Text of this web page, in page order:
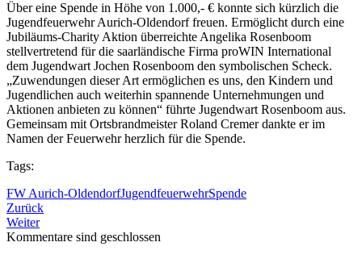
Über eine Spende in Höhe von 1.000,- € konnte sich kürzlich die
Jugendfeuerwehr Aurich-Oldendorf freuen. Ermöglicht durch eine
Jubiläums-Charity Aktion überreichte Angelika Rosenboom
stellvertretend für die saarländische Firma proWIN International
dem Jugendwart Jochen Rosenboom den symbolischen Scheck.
„Zuwendungen dieser Art ermöglichen es uns, den Kindern und
Jugendlichen auch weiterhin spannende Unternehmungen und
Aktionen anbieten zu können“ führte Jugendwart Rosenboom aus.
Gemeinsam mit Ortsbrandmeister Roland Cremer dankte er im
Namen der Feuerwehr herzlich für die Spende.
Tags:
FW Aurich-OldendorfJugendfeuerwehrSpende
Zurück
Weiter
Kommentare sind geschlossen